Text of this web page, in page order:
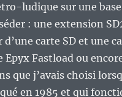
ludique sur une
: une extension
carte SD et une
Fastload ou
que j’avais choisi
en 1985 et qui